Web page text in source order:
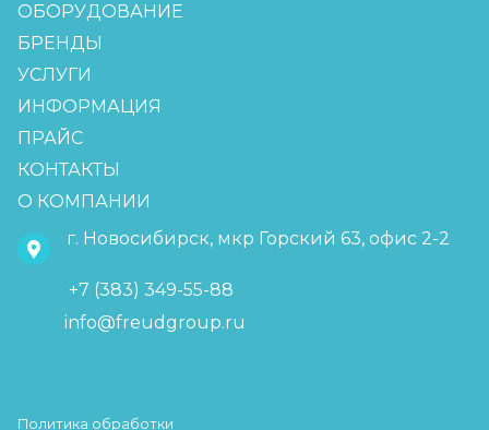
ОБОРУДОВАНИЕ
БРЕНДЫ
УСЛУГИ
ИНФОРМАЦИЯ
ПРАЙС
КОНТАКТЫ
О КОМПАНИИ
г. Новосибирск, мкр Горский 63, офис 2-2
+7 (383) 349-55-88
info@freudgroup.ru
Политика обработки